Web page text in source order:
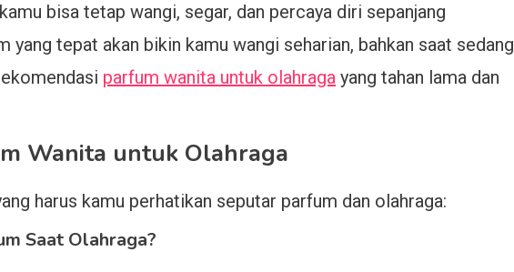
bisa tetap wangi, segar, dan percaya diri sepanjang
tepat akan bikin kamu wangi seharian, bahkan saat sedang
parfum wanita untuk olahraga yang tahan lama dan
Wanita untuk Olahraga
harus kamu perhatikan seputar parfum dan olahraga:
Saat Olahraga?